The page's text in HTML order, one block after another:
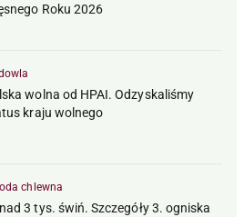
Roku 2026
wolna od HPAI. Odzyskaliśmy
kraju wolnego
chlewna
3 tys. świń. Szczegóły 3. ogniska